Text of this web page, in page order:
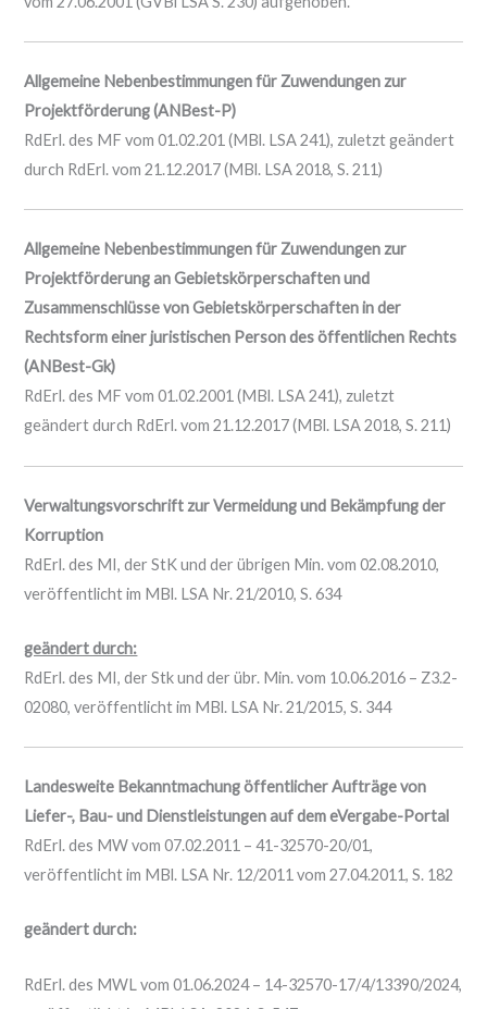
Allgemeine Nebenbestimmungen für Zuwendungen zur
Projektförderung (ANBest-P)
RdErl. des MF vom 01.02.201 (MBl. LSA 241), zuletzt geändert
durch RdErl. vom 21.12.2017 (MBl. LSA 2018, S. 211)
Allgemeine Nebenbestimmungen für Zuwendungen zur
Projektförderung an Gebietskörperschaften und
Zusammenschlüsse von Gebietskörperschaften in der
Rechtsform einer juristischen Person des öffentlichen Rechts
(ANBest-Gk)
RdErl. des MF vom 01.02.2001 (MBl. LSA 241), zuletzt
geändert durch RdErl. vom 21.12.2017 (MBl. LSA 2018, S. 211)
Verwaltungsvorschrift zur Vermeidung und Bekämpfung der
Korruption
RdErl. des MI, der StK und der übrigen Min. vom 02.08.2010,
veröffentlicht im MBl. LSA Nr. 21/2010, S. 634
geändert durch:
RdErl. des MI, der Stk und der übr. Min. vom 10.06.2016 – Z3.2-
02080, veröffentlicht im MBl. LSA Nr. 21/2015, S. 344
Landesweite Bekanntmachung öffentlicher Aufträge von
Liefer-, Bau- und Dienstleistungen auf dem eVergabe-Portal
RdErl. des MW vom 07.02.2011 – 41-32570-20/01,
veröffentlicht im MBl. LSA Nr. 12/2011 vom 27.04.2011, S. 182
geändert durch:
RdErl. des MWL vom 01.06.2024 – 14-32570-17/4/13390/2024,